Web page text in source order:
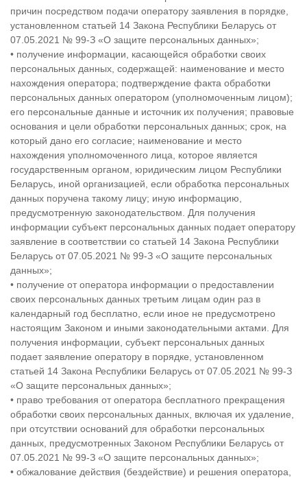
причин посредством подачи оператору заявления в порядке,
установленном статьей 14 Закона Республики Беларусь от
07.05.2021 № 99-З «О защите персональных данных»;
• получение информации, касающейся обработки своих
персональных данных, содержащей: наименование и место
нахождения оператора; подтверждение факта обработки
персональных данных оператором (уполномоченным лицом);
его персональные данные и источник их получения; правовые
основания и цели обработки персональных данных; срок, на
который дано его согласие; наименование и место
нахождения уполномоченного лица, которое является
государственным органом, юридическим лицом Республики
Беларусь, иной организацией, если обработка персональных
данных поручена такому лицу; иную информацию,
предусмотренную законодательством. Для получения
информации субъект персональных данных подает оператору
заявление в соответствии со статьей 14 Закона Республики
Беларусь от 07.05.2021 № 99-З «О защите персональных
данных»;
• получение от оператора информации о предоставлении
своих персональных данных третьим лицам один раз в
календарный год бесплатно, если иное не предусмотрено
настоящим Законом и иными законодательными актами. Для
получения информации, субъект персональных данных
подает заявление оператору в порядке, установленном
статьей 14 Закона Республики Беларусь от 07.05.2021 № 99-З
«О защите персональных данных»;
• право требования от оператора бесплатного прекращения
обработки своих персональных данных, включая их удаление,
при отсутствии оснований для обработки персональных
данных, предусмотренных Законом Республики Беларусь от
07.05.2021 № 99-З «О защите персональных данных»;
• обжалование действия (бездействие) и решения оператора,